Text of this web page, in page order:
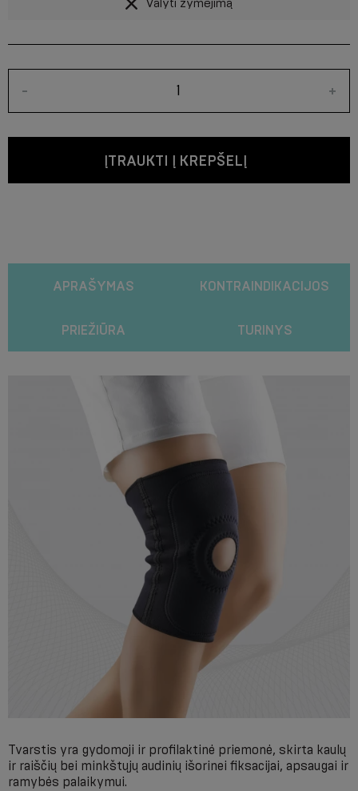
Valyti žymėjimą
- +
ĮTRAUKTI Į KREPŠELĮ
APRAŠYMAS KONTRAINDIKACIJOS
PRIEŽIŪRA TURINYS
Tvarstis yra gydomoji ir profilaktinė priemonė, skirta kaulų
ir raiščių bei minkštųjų audinių išorinei fiksacijai, apsaugai ir
ramybės palaikymui.